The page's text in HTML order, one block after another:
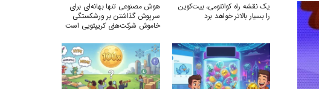
یک نقشه راه کوانتومی، بیت‌کوین
را بسیار بالاتر خواهد برد
هوش مصنوعی تنها بهانه‌ای برای
سرپوش گذاشتن بر ورشکستگی
خاموش شرکت‌های کریپتویی است